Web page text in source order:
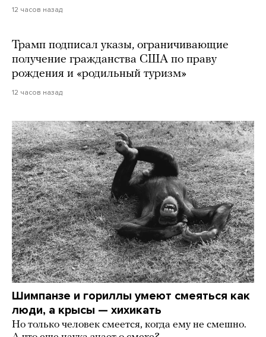
12 часов назад
Трамп подписал указы, ограничивающие
получение гражданства США по праву
рождения и «родильный туризм»
12 часов назад
Шимпанзе и гориллы умеют смеяться как
люди, а крысы — хихикать
Но только человек смеется, когда ему не смешно.